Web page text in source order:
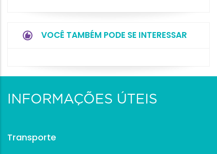
VOCÊ TAMBÉM PODE SE INTERESSAR
INFORMAÇÕES ÚTEIS
Transporte